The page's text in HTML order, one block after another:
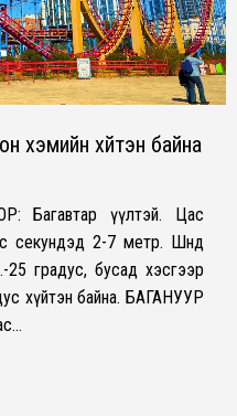
хэмийн хүйтэн байна
Багавтар үүлтэй. Цас
2-7 метр. Шөнөдөө
градус, бусад хэсгээр
хүйтэн байна. БАГАНУУР